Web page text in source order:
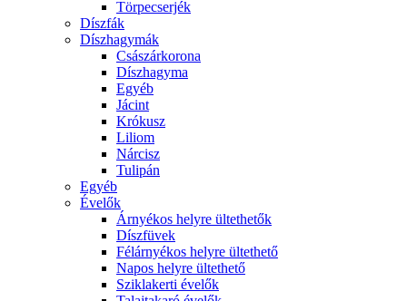
Törpecserjék
Díszfák
Díszhagymák
Császárkorona
Díszhagyma
Egyéb
Jácint
Krókusz
Liliom
Nárcisz
Tulipán
Egyéb
Évelők
Árnyékos helyre ültethetők
Díszfüvek
Félárnyékos helyre ültethető
Napos helyre ültethető
Sziklakerti évelők